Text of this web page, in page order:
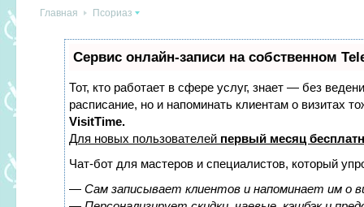
Главная Псориаз
Сервис онлайн-записи на собственном
Тот, кто работает в сфере услуг, знает — без
расписание, но и напоминать клиентам о
VisitTime.
Для новых пользователей первый месяц
Чат-бот для мастеров и специалистов, который
— Сам записывает клиентов и напоминает им о